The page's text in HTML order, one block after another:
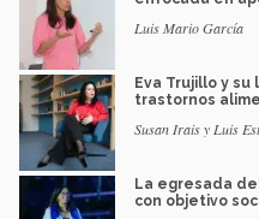
Luis Mario García
Eva Trujillo y
trastornos
Susan Irais y Luis
La egresada
con objetivo